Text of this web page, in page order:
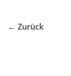
← Zurück